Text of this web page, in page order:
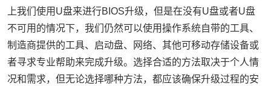
上我们使用U盘来进行BIOS升级，但是在没有U盘或者U盘
不可用的情况下，我们仍然可以使用操作系统自带的工具、
制造商提供的工具、启动盘、网络、其他可移动存储设备或
者寻求专业帮助来完成升级。选择合适的方法取决于个人情
况和需求，但无论选择哪种方法，都应该确保升级过程的安